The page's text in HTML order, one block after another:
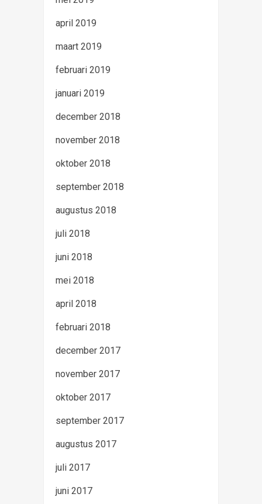
april 2019
maart 2019
februari 2019
januari 2019
december 2018
november 2018
oktober 2018
september 2018
augustus 2018
juli 2018
juni 2018
mei 2018
april 2018
februari 2018
december 2017
november 2017
oktober 2017
september 2017
augustus 2017
juli 2017
juni 2017